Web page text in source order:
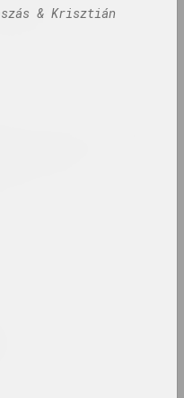
проект& Krisztián